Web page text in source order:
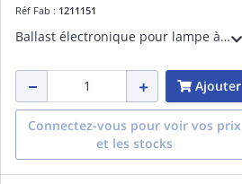
Réf Fab : 1211151
Ballast électronique pour lampe à décharge 150W. Type de pose indépendant avec serre-câble.
Ajouter
Connectez-vous pour voir vos prix
et les stocks